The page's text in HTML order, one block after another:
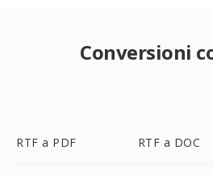
Conversioni
RTF a PDF RTF a DOC